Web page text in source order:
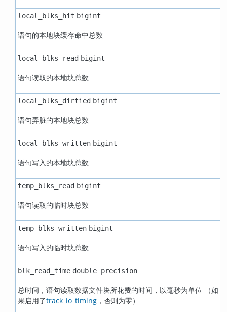
local_blks_hit bigint
语句的本地块缓存命中总数
local_blks_read bigint
语句读取的本地块总数
local_blks_dirtied bigint
语句弄脏的本地块总数
local_blks_written bigint
语句写入的本地块总数
temp_blks_read bigint
语句读取的临时块总数
temp_blks_written bigint
语句写入的临时块总数
blk_read_time double precision
总时间，语句读取数据文件块所花费的时间，以毫秒为单位 （如
果启用了track_io_timing，否则为零）